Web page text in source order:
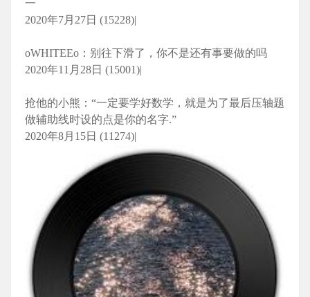
一
2020年7月27日 (15228)|
oWHITEEo：别往下滑了，你不是还有事要做的吗
2020年11月28日 (15001)|
抢他的小熊：“一定要学好数学，就是为了最后压轴题
做辅助线时设的点是你的名字.”
2020年8月15日 (11274)|